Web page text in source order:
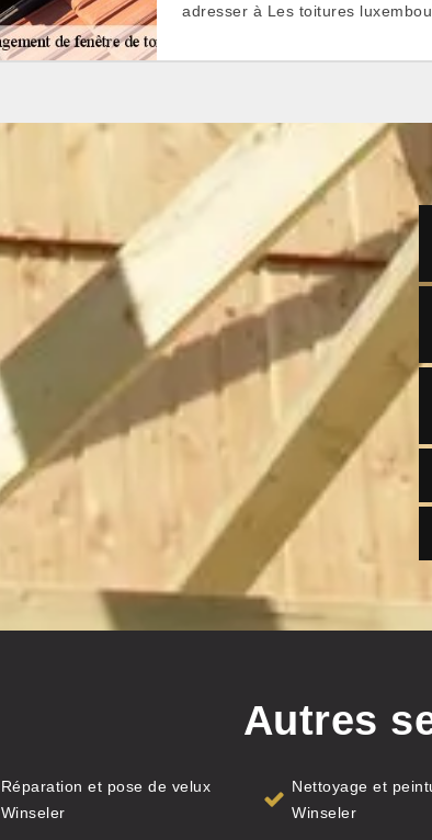
adresser à Les toitures
Autres
Réparation et pose de velux
Winseler
Nettoyage et
Winseler